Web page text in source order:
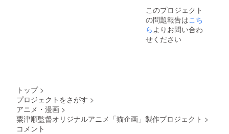
す。
の資料
・サン
トラ音
源デー
タ ・
レンダ
リング
このプロジェクト
の問題報告はこち
ら よりお問い合わ
せください
トップ >
プロジェクトをさがす >
アニメ・漫画 >
粟津順監督オリジナルアニメ「猫企画」製作プロジェクト >
コメント